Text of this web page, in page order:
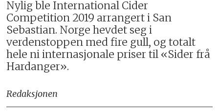
Nylig ble International Cider
Competition 2019 arrangert i San
Sebastian. Norge hevdet seg i
verdenstoppen med fire gull, og totalt
hele ni internasjonale priser til «Sider frå
Hardanger».
Redaksjonen